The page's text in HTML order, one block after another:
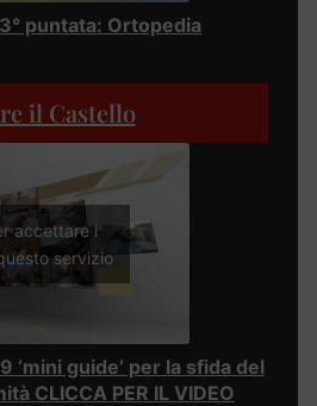
puntata: Ortopedia
il Castello
accettare i
servizio
‘mini guide’ per la sfida del
CLICCA PER IL VIDEO